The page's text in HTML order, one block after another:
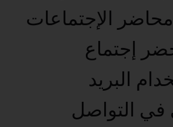
محاضر الإجتماعات
إجتماع
البريد
في التواصل